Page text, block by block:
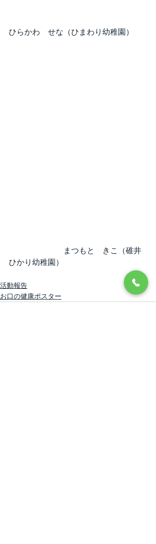
ひらかわ　せな（ひまわり幼稚園）
まつもと　きこ（碓井
ひかり幼稚園）
活動報告
お口の健康ポスター